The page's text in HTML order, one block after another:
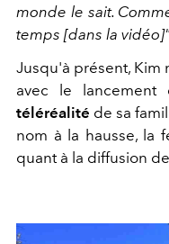
monde le sait.
temps [dans la vidéo]"
Jusqu'à présent, Kim
avec le
téléréalité de sa
nom à la hausse, la
quant à la diffusion